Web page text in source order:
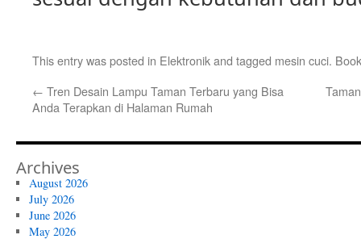
This entry was posted in Elektronikand tagged mesin cuci.
← Tren Desain Lampu Taman Terbaru yang Bisa
Anda Terapkan di Halaman Rumah
Archives
August 2026
July 2026
June 2026
May 2026